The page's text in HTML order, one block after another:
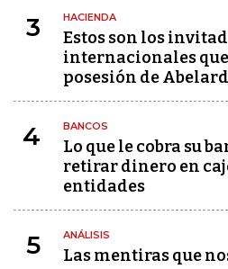
3 HACIENDA
Estos son los
internacionales
posesión de
4 BANCOS
Lo que le cobra su
retirar dinero en
entidades
5 ANÁLISIS
Las mentiras que